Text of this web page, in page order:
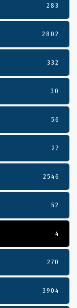
283
2802
332
30
56
27
2546
52
4
270
3904